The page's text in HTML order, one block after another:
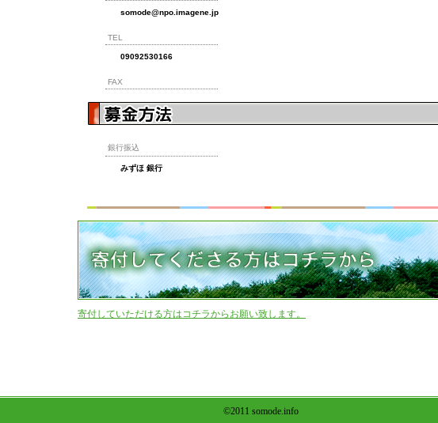
somode@npo.imagene.jp
TEL
09092530166
FAX
銀行振込
みずほ 銀行
寄付していただける方はコチラからお願い致します。
©2011 somode.info